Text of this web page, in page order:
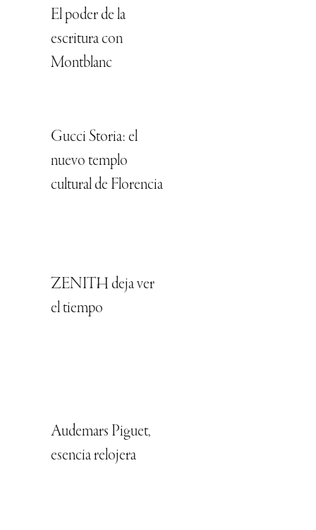
El poder de la
escritura con
Montblanc
Gucci Storia: el
nuevo templo
cultural de Florencia
ZENITH deja ver
el tiempo
Audemars Piguet,
esencia relojera